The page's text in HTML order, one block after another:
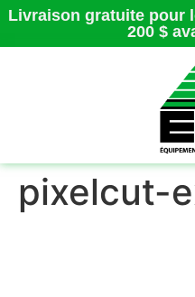
Livraison gratuite pour
200 $
pixelcut-